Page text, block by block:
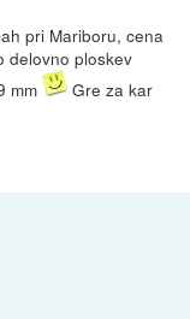
pri Mariboru, cena
delovno ploskev
mm
Gre za kar